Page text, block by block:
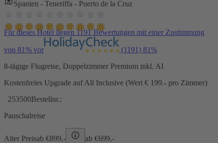
Spanien - Teneriffa - Puerto de la Cruz
Für dieses Hotel liegen 1191 Bewertungen mit einer Zustimmung
von 81% vor (1191) 81%
8-tägige Flugreise, Doppelzimmer Premium inkl. AI
Kostenfreies Upgrade auf All Inclusive (Wert € 199.- pro Zimmer)
253500Bestellnr.:
Pauschalreise
Alter Preisab €899,- ab €699,-